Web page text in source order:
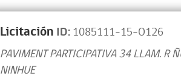
Licitación ID:1085111-15-O126
PAVIMENT PARTICIPATIVA 34 LLAM. R
NINHUE